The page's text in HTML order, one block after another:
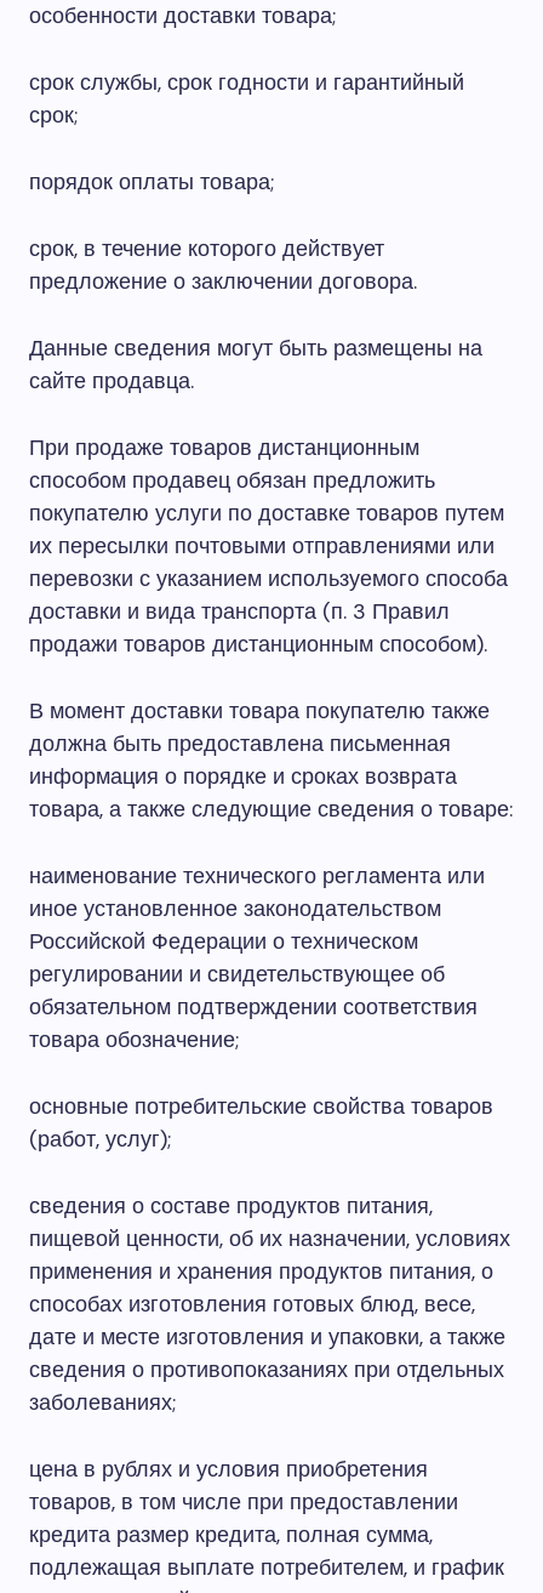
особенности доставки товара;
срок службы, срок годности и гарантийный
срок;
порядок оплаты товара;
срок, в течение которого действует
предложение о заключении договора.
Данные сведения могут быть размещены на
сайте продавца.
При продаже товаров дистанционным
способом продавец обязан предложить
покупателю услуги по доставке товаров путем
их пересылки почтовыми отправлениями или
перевозки с указанием используемого способа
доставки и вида транспорта (п. 3 Правил
продажи товаров дистанционным способом).
В момент доставки товара покупателю также
должна быть предоставлена письменная
информация о порядке и сроках возврата
товара, а также следующие сведения о товаре:
наименование технического регламента или
иное установленное законодательством
Российской Федерации о техническом
регулировании и свидетельствующее об
обязательном подтверждении соответствия
товара обозначение;
основные потребительские свойства товаров
(работ, услуг);
сведения о составе продуктов питания,
пищевой ценности, об их назначении, условиях
применения и хранения продуктов питания, о
способах изготовления готовых блюд, весе,
дате и месте изготовления и упаковки, а также
сведения о противопоказаниях при отдельных
заболеваниях;
цена в рублях и условия приобретения
товаров, в том числе при предоставлении
кредита размер кредита, полная сумма,
подлежащая выплате потребителем, и график